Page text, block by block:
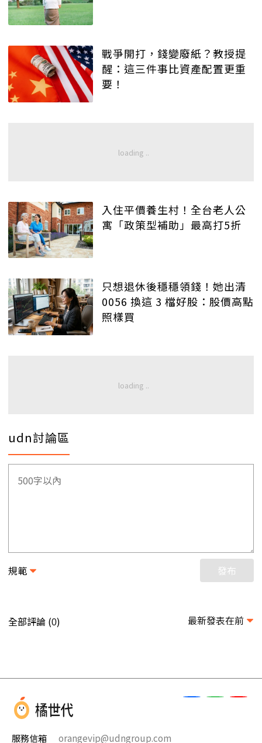
戰爭開打，錢變廢紙？教授提
醒：這三件事比資產配置更重
要！
入住平價養生村！全台老人公
寓「政策型補助」最高打5折
只想退休後穩穩領錢！她出清
0056 換這 3 檔好股：股價高點
照樣買
udn討論區
規範 發布
全部評論 (0) 最新發表在前
服務信箱 orangevip@udngroup.com